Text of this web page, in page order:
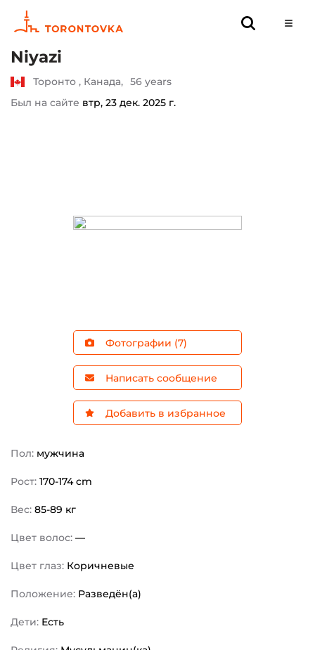
Niyazi
Торонто , Канада, 56 years
Был на сайте втр, 23 дек. 2025 г.
Фотографии (7)
Написать сообщение
Добавить в избранное
Пол: мужчина
Рост: 170-174 cm
Вес: 85-89 кг
Цвет волос: —
Цвет глаз: Коричневые
Положение: Разведён(а)
Дети: Есть